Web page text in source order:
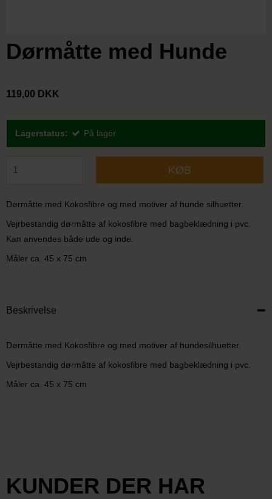
Dørmåtte med Hunde
119,00 DKK
Lagerstatus: På lager
KØB
Dørmåtte med Kokosfibre og med motiver af hunde silhuetter.
Vejrbestandig dørmåtte af kokosfibre med bagbeklædning i pvc.
Kan anvendes både ude og inde.
Måler ca. 45 x 75 cm
Beskrivelse
Dørmåtte med Kokosfibre og med motiver af hundesilhuetter.
Vejrbestandig dørmåtte af kokosfibre med bagbeklædning i pvc.
Måler ca. 45 x 75 cm
KUNDER DER HAR